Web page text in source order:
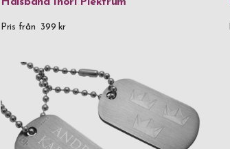
7 000 kr
Kön
Pris från 399 kr